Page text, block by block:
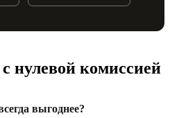
нулевой комиссией
выгоднее?